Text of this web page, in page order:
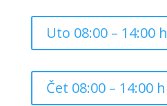
Uto 08:00 – 14:00 h
Čet 08:00 – 14:00 h